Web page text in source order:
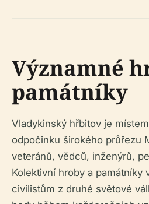
Významné
památníky
Vladykinský hřbitov je
odpočinku širokého průřezu
veteránů, vědců, inženýrů,
Kolektivní hroby a památníky
civilistům z druhé světové